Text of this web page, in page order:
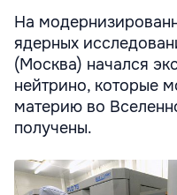
На
ядерных
(Москва) начался
нейтрино, которые
материю во
получены.